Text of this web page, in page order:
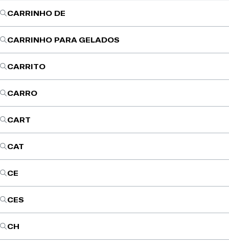
CARRINHO DE
CARRINHO PARA GELADOS
CARRITO
CARRO
CART
CAT
CE
CES
CH